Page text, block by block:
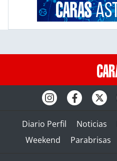
Diario Perfil Noticias
Weekend
Parabrisas